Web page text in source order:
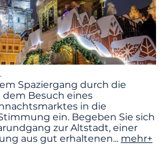
Spaziergang durch die
Besuch eines
in die
ein. Begeben Sie sich
zur Altstadt, einer
aus gut erhaltenen... mehr+